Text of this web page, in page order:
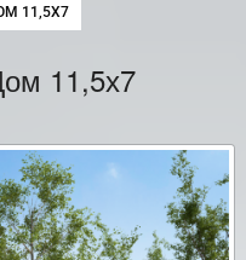
11,5Х7
11,5х7